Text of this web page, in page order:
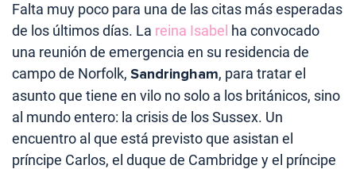
Falta muy poco para una de las citas más esperadas
de los últimos días. La reina Isabel ha convocado
una reunión de emergencia en su residencia de
campo de Norfolk, Sandringham, para tratar el
asunto que tiene en vilo no solo a los británicos, sino
al mundo entero: la crisis de los Sussex. Un
encuentro al que está previsto que asistan el
príncipe Carlos, el duque de Cambridge y el príncipe